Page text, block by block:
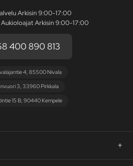
Arkisin 9:00-17:00
Arkisin 9:00-17:00
400 890 813
4, 85500 Nivala
3, 33960 Pirkkala
15 B, 90440 Kempele